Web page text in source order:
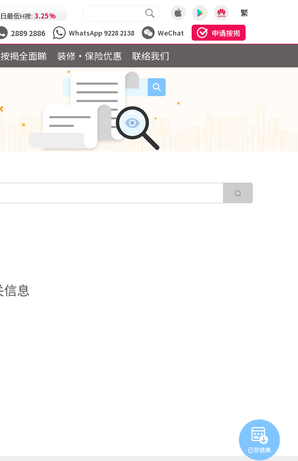
月HIBOR:2.61%
最低H按: 3.25%
繁
2889 2886 WhatsApp 9228 2138 WeChat 申请按揭
按揭全面睇 装修·保险优惠 联络我们
息